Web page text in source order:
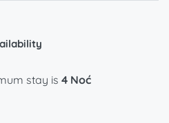
stay is 4 Noć